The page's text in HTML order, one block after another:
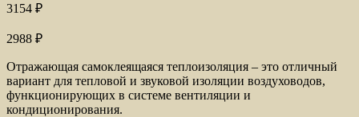
3154 ₽
2988 ₽
Отражающая самоклеящаяся теплоизоляция – это отличный
вариант для тепловой и звуковой изоляции воздуховодов,
функционирующих в системе вентиляции и
кондиционирования.